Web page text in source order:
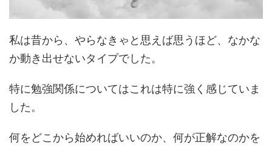
私は昔から、やらなきゃと思えば思うほど、なかな
か動き出せないタイプでした。
特に勉強関係についてはこれは特に強く感じていま
した。
何をどこから始めればいいのか、何が正解なのかを